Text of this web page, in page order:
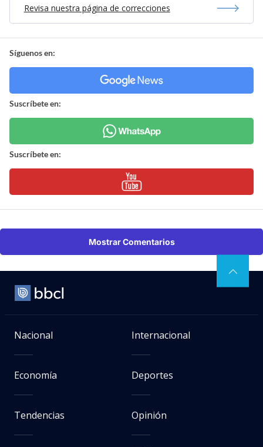
Revisa nuestra página de correcciones
Síguenos en:
Suscríbete en:
Suscríbete en:
Mostrar Comentarios
Nacional Internacional
Economía Deportes
Tendencias Opinión